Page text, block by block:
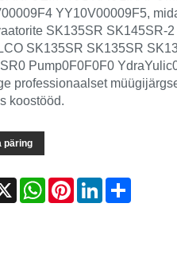
YY10V00009F5,
SK135SR SK145SR-
SK135SR SK135SR
Pump0F0F0F0
professionaalset
koostööd.
päring
X WhatsAppPinterestLinkedInShare